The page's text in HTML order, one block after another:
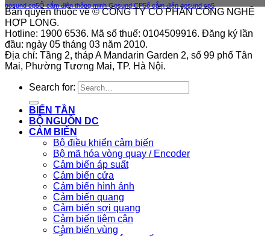
gosund cp5Ổ cắm điện thông minh Gosund CP5ổ cắm điện gosund cp5
Bản quyền thuộc về © CÔNG TY CỔ PHẦN CÔNG NGHỆ
HỢP LONG.
Hotline: 1900 6536. Mã số thuế: 0104509916. Đăng ký lần
đầu: ngày 05 tháng 03 năm 2010.
Địa chỉ: Tầng 2, tháp A Mandarin Garden 2, số 99 phố Tân
Mai, Phường Tương Mai, TP. Hà Nội.
Search for:
BIẾN TẦN
BỘ NGUỒN DC
CẢM BIẾN
Bộ điều khiển cảm biến
Bộ mã hóa vòng quay / Encoder
Cảm biến áp suất
Cảm biến cửa
Cảm biến hình ảnh
Cảm biến quang
Cảm biến sợi quang
Cảm biến tiệm cận
Cảm biến vùng